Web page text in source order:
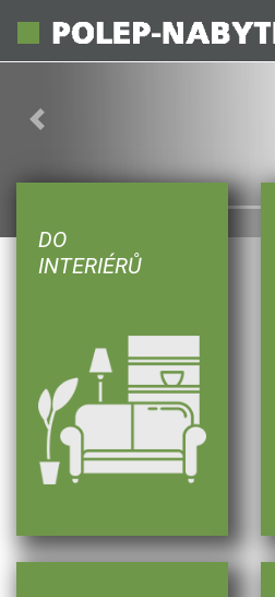
Previous
DO
INTERIÉRŮ